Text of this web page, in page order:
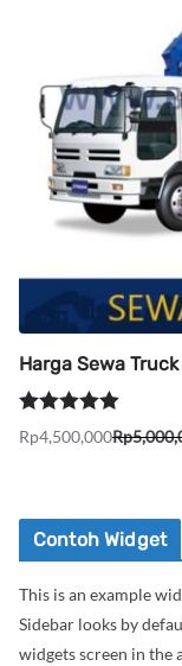
Harga Sewa
Dinilai5.00 Rp
Harga
Rp5,000,000.
Rp4,500,000
Harga
adalah:
Rp4,500,000.
Contoh Widget
This is an example
Sidebar looks by
widgets screen in the